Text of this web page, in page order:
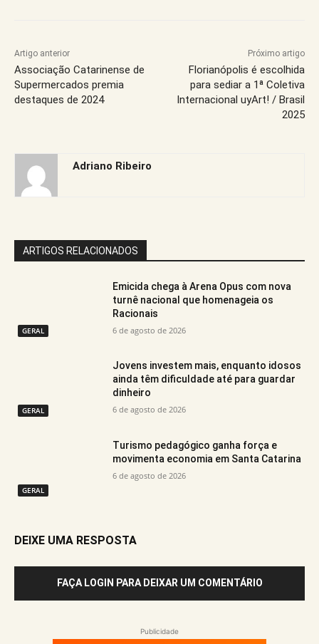
Artigo anterior
Associação Catarinense de
Supermercados premia
destaques de 2024
Próximo artigo
Florianópolis é escolhida
para sediar a 1ª Coletiva
Internacional uyArt! / Brasil
2025
Adriano Ribeiro
ARTIGOS RELACIONADOS
GERAL
Emicida chega à Arena Opus com nova
turnê nacional que homenageia os
Racionais
6 de agosto de 2026
GERAL
Jovens investem mais, enquanto idosos
ainda têm dificuldade até para guardar
dinheiro
6 de agosto de 2026
GERAL
Turismo pedagógico ganha força e
movimenta economia em Santa Catarina
6 de agosto de 2026
DEIXE UMA RESPOSTA
FAÇA LOGIN PARA DEIXAR UM COMENTÁRIO
Publicidade